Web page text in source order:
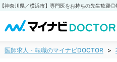
医師求人・転職のマイナビDOCTOR